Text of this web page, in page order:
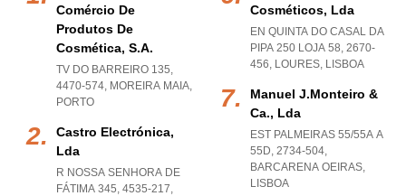
Comércio De
Produtos De
Cosmética, S.a.
TV DO BARREIRO 135,
4470-574, MOREIRA MAIA,
PORTO
Castro Electrónica,
Lda
R NOSSA SENHORA DE
FÁTIMA 345, 4535-217,
Cosméticos, Lda
EN QUINTA DO CASAL DA
PIPA 250 LOJA 58, 2670-
456, LOURES, LISBOA
Manuel J.monteiro &
Ca., Lda
EST PALMEIRAS 55/55A A
55D, 2734-504,
BARCARENA OEIRAS,
LISBOA